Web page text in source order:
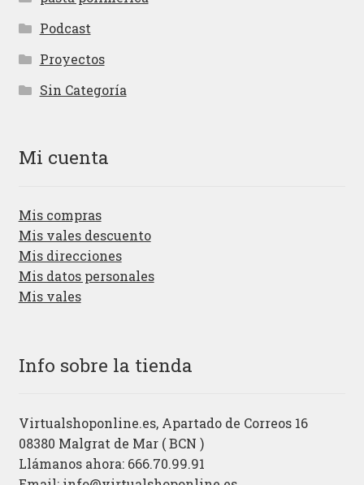
Podcast
Proyectos
Sin Categoría
Mi cuenta
Mis compras
Mis vales descuento
Mis direcciones
Mis datos personales
Mis vales
Info sobre la tienda
Virtualshoponline.es, Apartado de Correos 16
08380 Malgrat de Mar ( BCN )
Llámanos ahora: 666.70.99.91